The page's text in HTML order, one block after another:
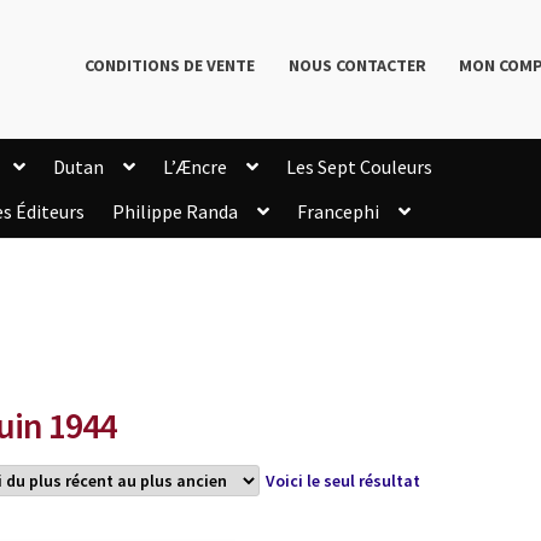
CONDITIONS DE VENTE NOUS CONTACTER MON
Dutan L’Æncre
Les Sept Couleurs
Éditeurs Philippe Randa
Francephi
1944
Voici le seul résultat